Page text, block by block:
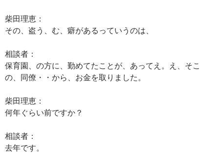
柴田理恵：
その、盗う、む、癖があるっていうのは、
相談者：
保育園、の方に、勤めてたことが、あってえ。え、そこ
の、同僚・・から、お金を取りました。
柴田理恵：
何年ぐらい前ですか？
相談者：
去年です。